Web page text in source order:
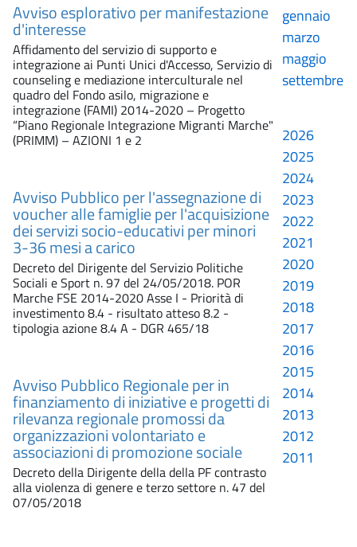
Avviso esplorativo per manifestazione
d'interesse
Affidamento del servizio di supporto e
integrazione ai Punti Unici d'Accesso, Servizio di
counseling e mediazione interculturale nel
quadro del Fondo asilo, migrazione e
integrazione (FAMI) 2014-2020 – Progetto
“Piano Regionale Integrazione Migranti Marche"
(PRIMM) – AZIONI 1 e 2
Avviso Pubblico per l'assegnazione di
voucher alle famiglie per l'acquisizione
dei servizi socio-educativi per minori
3-36 mesi a carico
Decreto del Dirigente del Servizio Politiche
Sociali e Sport n. 97 del 24/05/2018. POR
Marche FSE 2014-2020 Asse I - Priorità di
investimento 8.4 - risultato atteso 8.2 -
tipologia azione 8.4 A - DGR 465/18
Avviso Pubblico Regionale per in
finanziamento di iniziative e progetti di
rilevanza regionale promossi da
organizzazioni volontariato e
associazioni di promozione sociale
Decreto della Dirigente della della PF contrasto
alla violenza di genere e terzo settore n. 47 del
07/05/2018
gennaio
marzo
maggio
settembre
2026
2025
2024
2023
2022
2021
2020
2019
2018
2017
2016
2015
2014
2013
2012
2011